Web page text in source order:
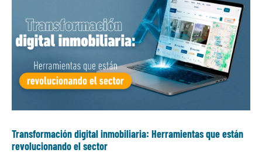
Transformación digital inmobiliaria: Herramientas que están
revolucionando el sector